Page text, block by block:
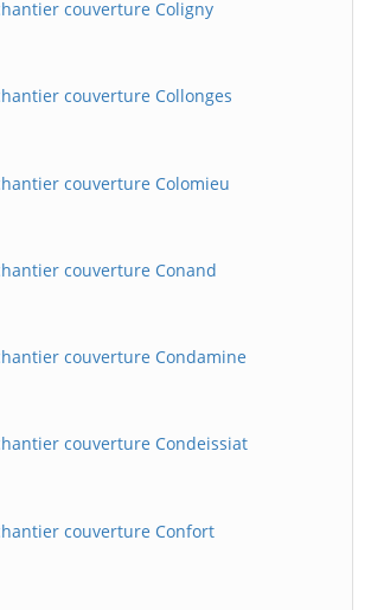
couverture Coligny
couverture Collonges
couverture Colomieu
couverture Conand
couverture Condamine
couverture Condeissiat
couverture Confort